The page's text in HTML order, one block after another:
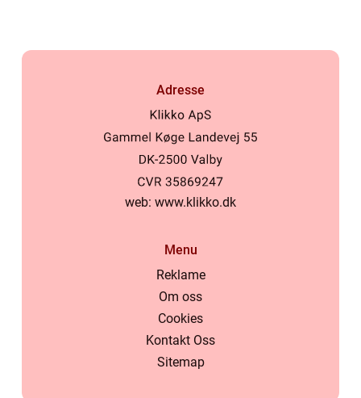
Adresse
web: www.klikko.dk
Menu
Reklame
Om oss
Cookies
Kontakt Oss
Sitemap